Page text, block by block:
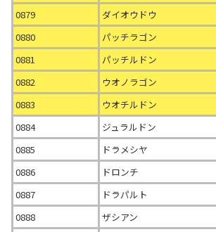
0879
ダイオウドウ
0880
パッチラゴン
0881
パッチルドン
0882
ウオノラゴン
0883
ウオチルドン
0884
ジュラルドン
0885
ドラメシヤ
0886
ドロンチ
0887
ドラパルト
0888
ザシアン